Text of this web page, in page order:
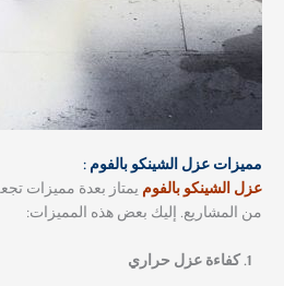
مميزات عزل الشينكو بالفوم :
عزل الشينكو بالفوميمتاز بعدة مميزات
من المشاريع. إليك بعض هذه المميزات:
كفاءة عزل حراري